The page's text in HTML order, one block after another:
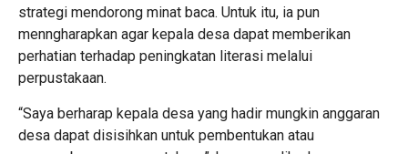
strategi mendorong minat baca. Untuk itu, ia pun
menngharapkan agar kepala desa dapat memberikan
perhatian terhadap peningkatan literasi melalui
perpustakaan.
“Saya berharap kepala desa yang hadir mungkin anggaran
desa dapat disisihkan untuk pembentukan atau